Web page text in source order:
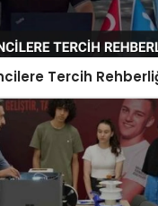
Tercih